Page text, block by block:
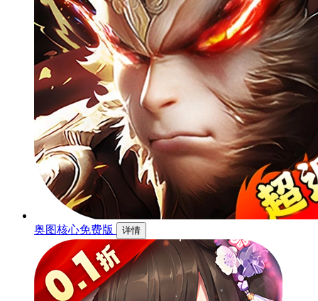
奥图核心免费版 详情